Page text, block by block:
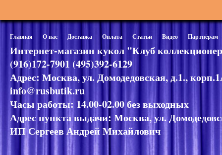
Главная О нас Доставка Оплата Статьи Видео Партнёрам
Интернет-магазин кукол "Клуб
(916)172-7901 (495)392-6129
Адрес: Москва, ул. Домодедовская, д.1.,
info@rusbutik.ru
Часы работы: 14.00-02.00 без выходных
Адрес пункта выдачи: Москва, ул.
ИП Сергеев Андрей Михайлович